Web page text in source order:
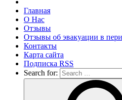
Главная
О Нас
Отзывы
Отзывы об эвакуации в
Контакты
Карта сайта
Подписка RSS
Search for: